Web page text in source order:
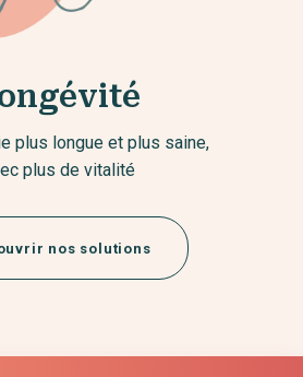
plus longue et plus saine,
plus de vitalité
nos solutions